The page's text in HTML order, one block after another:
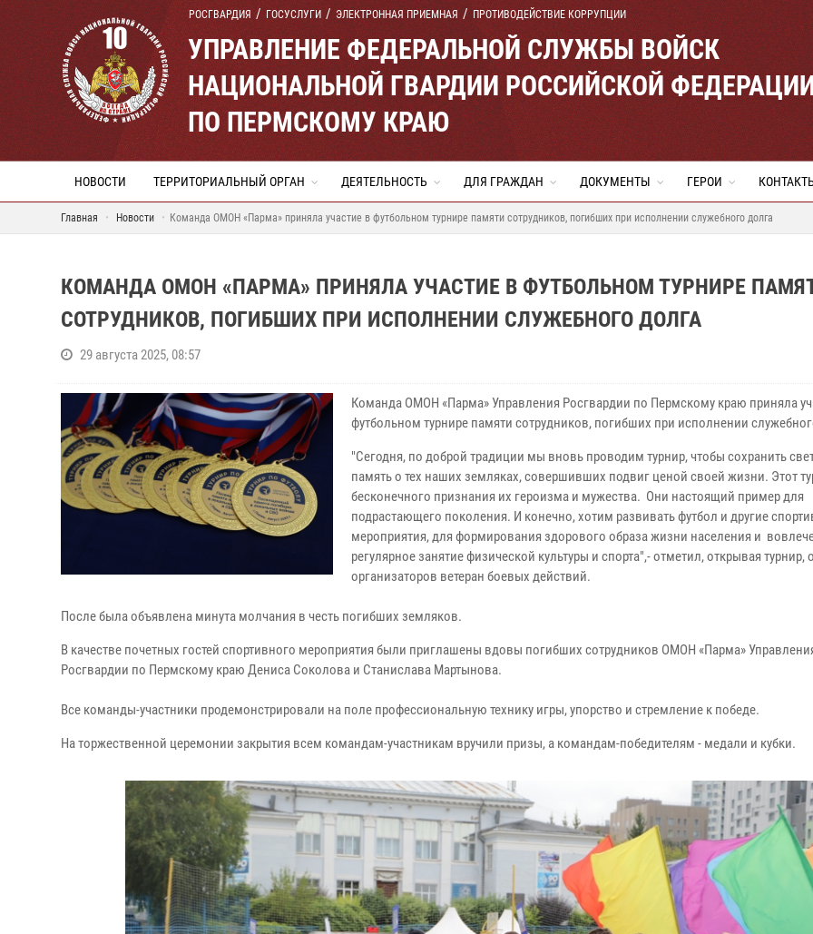
РОСГВАРДИЯ ГОСУСЛУГИ ЭЛЕКТРОННАЯ ПРИЕМНАЯ ПРОТИВОДЕЙСТВИЕ КОРРУПЦИИ
УПРАВЛЕНИЕ ФЕДЕРАЛЬНОЙ СЛУЖБЫ ВОЙСК
НАЦИОНАЛЬНОЙ ГВАРДИИ РОССИЙСКОЙ
ПО ПЕРМСКОМУ КРАЮ
НОВОСТИ ТЕРРИТОРИАЛЬНЫЙ ОРГАН ДЕЯТЕЛЬНОСТЬ ДЛЯ ГРАЖДАН ДОКУМЕНТЫ ГЕРОИ
Главная Новости Команда ОМОН «Парма» приняла участие в футбольном турнире памяти сотрудников, погибших при исполнении служебного долга
КОМАНДА ОМОН «ПАРМА» ПРИНЯЛА УЧАСТИЕ В ФУТБОЛЬНОМ ТУРНИРЕ
СОТРУДНИКОВ, ПОГИБШИХ ПРИ ИСПОЛНЕНИИ СЛУЖЕБНОГО ДОЛГА
29 августа 2025, 08:57
Команда ОМОН «Парма» Управления Росгвардии по Пермскому краю приняла
футбольном турнире памяти сотрудников, погибших при исполнении
"Сегодня, по доброй традиции мы вновь проводим турнир, чтобы сохранить
память о тех наших земляках, совершивших подвиг ценой своей жизни. Этот
бесконечного признания их героизма и мужества. Они настоящий пример для
подрастающего поколения. И конечно, хотим развивать футбол и другие
мероприятия, для формирования здорового образа жизни населения и
регулярное занятие физической культуры и спорта",- отметил, открывая турнир,
организаторов ветеран боевых действий.
После была объявлена минута молчания в честь погибших земляков.
В качестве почетных гостей спортивного мероприятия были приглашены вдовы погибших сотрудников ОМОН «Парма»
Росгвардии по Пермскому краю Дениса Соколова и Станислава Мартынова.
Все команды-участники продемонстрировали на поле профессиональную технику игры, упорство и стремление к победе.
На торжественной церемонии закрытия всем командам-участникам вручили призы, а командам-победителям - медали и кубки.